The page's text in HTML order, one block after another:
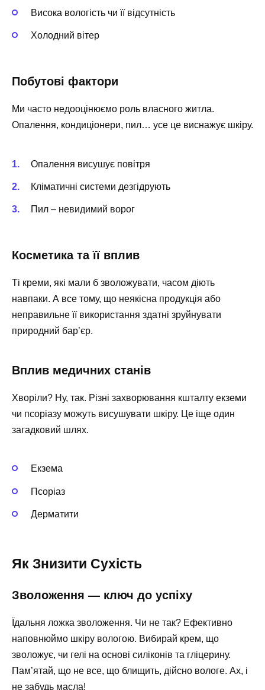
Висока вологість чи її відсутність
Холодний вітер
Побутові фактори
Ми часто недооцінюємо роль власного житла.
Опалення, кондиціонери, пил… усе це виснажує шкіру.
Опалення висушує повітря
Кліматичні системи дезгідрують
Пил – невидимий ворог
Косметика та її вплив
Ті креми, які мали б зволожувати, часом діють
навпаки. А все тому, що неякісна продукція або
неправильне її використання здатні зруйнувати
природний бар’єр.
Вплив медичних станів
Хворіли? Ну, так. Різні захворювання кшталту екземи
чи псоріазу можуть висушувати шкіру. Це іще один
загадковий шлях.
Екзема
Псоріаз
Дерматити
Як Знизити Сухість
Зволоження — ключ до успіху
Їдальня ложка зволоження. Чи не так? Ефективно
наповнюймо шкіру вологою. Вибирай крем, що
зволожує, чи гелі на основі силіконів та гліцерину.
Пам’ятай, що не все, що блищить, дійсно вологе. Ах, і
не забудь масла!